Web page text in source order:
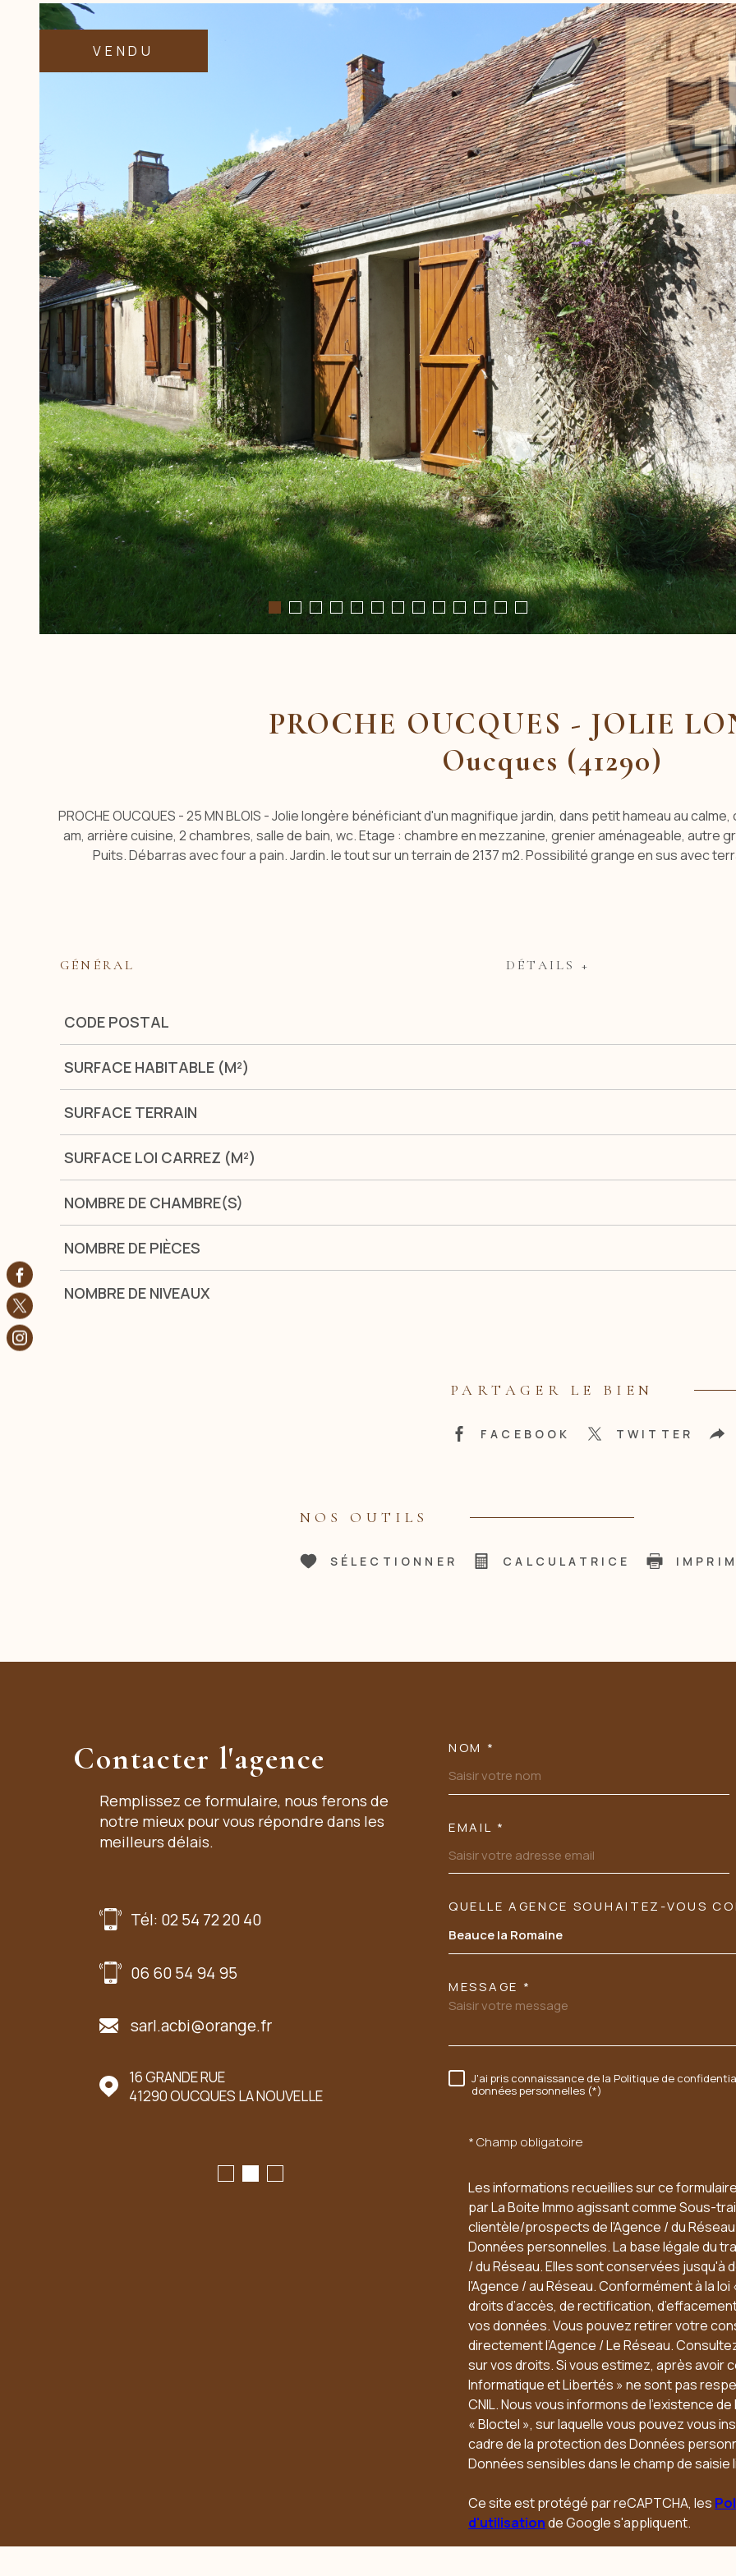
VENDU
PROCHE OUCQUES - JOLIE
Oucques (41290)
PROCHE OUCQUES - 25 MN BLOIS - Jolie longère bénéficiant d'un magnifique jardin, dans petit hameau au
am, arrière cuisine, 2 chambres, salle de bain, wc. Etage : chambre en mezzanine, grenier aménageable, autre
Puits. Débarras avec four a pain. Jardin. le tout sur un terrain de 2137 m2. Possibilité grange en sus avec
GÉNÉRAL DÉTAILS +
Caractérisque Valeurs
CODE POSTAL
SURFACE HABITABLE (M²)
SURFACE TERRAIN
SURFACE LOI CARREZ (M²)
NOMBRE DE CHAMBRE(S)
NOMBRE DE PIÈCES
NOMBRE DE NIVEAUX
PARTAGER LE BIEN
FACEBOOK TWITTER
NOS OUTILS
SÉLECTIONNER CALCULATRICE
Contacter l'agence
Remplissez ce formulaire, nous ferons de
notre mieux pour vous répondre dans les
meilleurs délais.
Tél: 02 54 72 20 40
06 60 54 94 95
sarl.acbi@orange.fr
16 GRANDE RUE
41290 OUCQUES LA NOUVELLE
37 FAUBOURG CHARTRAIN
VENDOME
NOM *
EMAIL *
QUELLE AGENCE SOUHAITEZ-VOUS
Beauce la Romaine
MESSAGE *
RÈGLEMENTATION
J'ai pris connaissance de la Politique de
données personnelles (*)
* Champ obligatoire
Les informations recueillies sur ce
par La Boite Immo agissant comme Sous-
clientèle/prospects de l'Agence / du
Données personnelles. La base légale du
/ du Réseau. Elles sont conservées
l'Agence / au Réseau. Conformément à la
droits d’accès, de rectification,
vos données. Vous pouvez retirer votre
directement l’Agence / Le Réseau.
sur vos droits. Si vous estimez, après avoir
Informatique et Libertés » ne sont pas
CNIL. Nous vous informons de l’existence
« Bloctel », sur laquelle vous pouvez vous
cadre de la protection des Données
Données sensibles dans le champ de saisie
Ce site est protégé par reCAPTCHA, les
d'utilisationde Google s'appliquent.